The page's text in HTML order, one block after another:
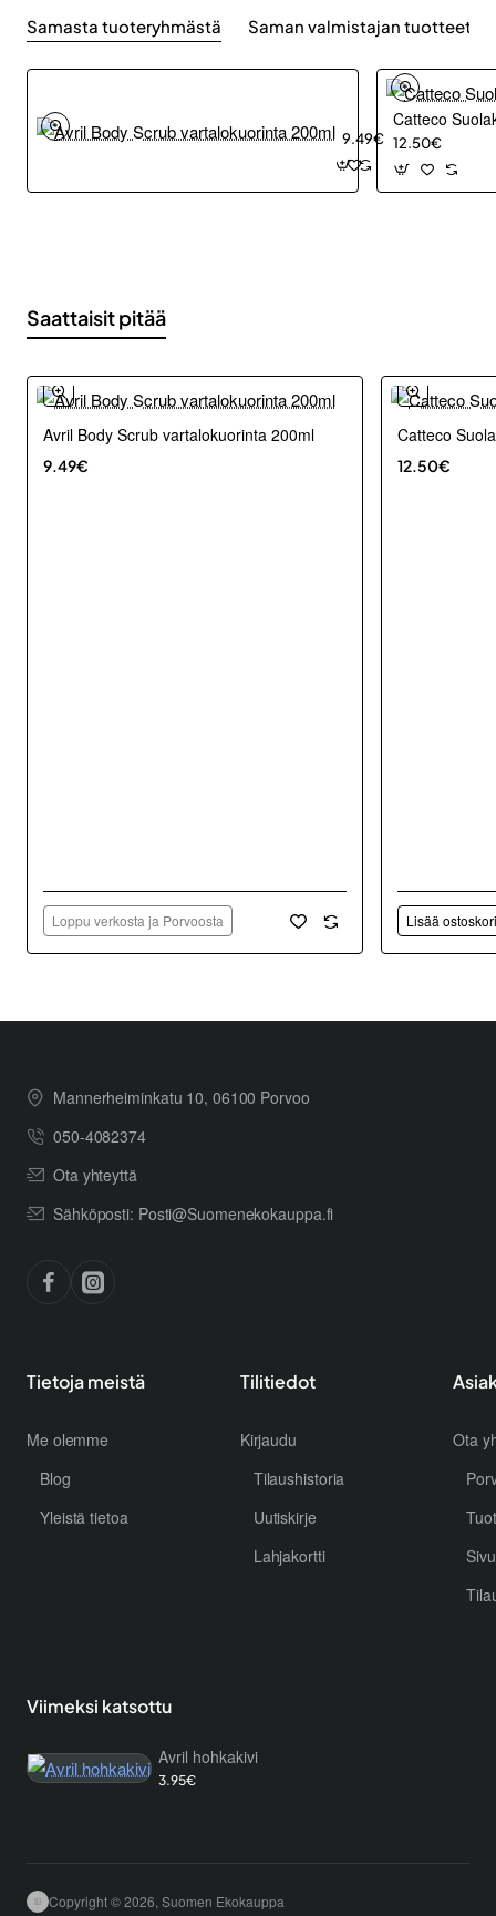
Samasta tuoteryhmästä Saman valmistajan tuotteet
Scrub
vartalokuorinta
200ml
9.49€
Catteco
12.50€
Saattaisit pitää
Avril Body Scrub vartalokuorinta 200ml
9.49€
Loppu verkosta ja Porvoosta
Catteco
12.50€
Lisää
Mannerheiminkatu 10, 06100 Porvoo
050-4082374
Ota yhteyttä
Sähköposti: Posti@Suomenekokauppa.fi
Tietoja meistä
Me olemme
Blog
Yleistä tietoa
Tilitiedot
Kirjaudu
Tilaushistoria
Uutiskirje
Lahjakortti
Ota
Viimeksi katsottu
Avril hohkakivi
3.95€
Copyright © 2026, Suomen Ekokauppa